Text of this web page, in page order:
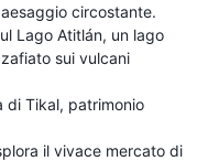
circostante.
Lago Atitlán, un lago
sui vulcani
di Tikal, patrimonio
il vivace mercato di